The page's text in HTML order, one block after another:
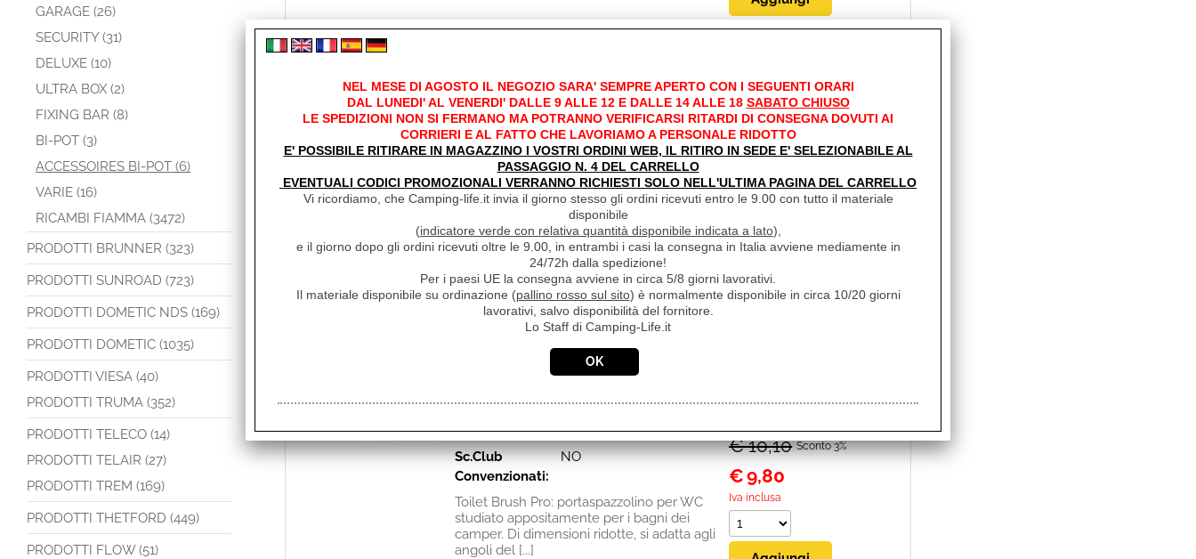
GARAGE (26)
SECURITY (31)
DELUXE (10)
ULTRA BOX (2)
FIXING BAR (8)
BI-POT (3)
ACCESSOIRES BI-POT (6)
VARIE (16)
RICAMBI FIAMMA (3472)
PRODOTTI BRUNNER (323)
PRODOTTI SUNROAD (723)
PRODOTTI DOMETIC NDS (169)
PRODOTTI DOMETIC (1035)
PRODOTTI VIESA (40)
PRODOTTI TRUMA (352)
PRODOTTI TELECO (14)
PRODOTTI TELAIR (27)
PRODOTTI TREM (169)
PRODOTTI THETFORD (449)
PRODOTTI FLOW (51)
Cod. art.:
2626
Marca:
FIAMMA
Unità di misura: PZ
Sc.Club
Convenzionati:
NO
Toilet Brush: dotato di velcro per essere
applicato anche al coperchio interno del
Bi-Pot. Colore White.
Disponibilità:
Disponibile
Prezzo:
€ 8,60 Sconto 3.5%
€8,30
Unità di misura: PZ
Sc.Club
Convenzionati:
NO
Toilet Brush Pro: portaspazzolino per WC
studiato appositamente per i bagni dei
camper. Di dimensioni ridotte, si adatta agli
angoli del [...]
Disponibile
€ 10,10 Sconto 3%
€9,80
Iva inclusa
NEL MESE DI AGOSTO IL NEGOZIO SARA' SEMPRE APERTO CON I SEGUENTI ORARI
DAL LUNEDI' AL VENERDI' DALLE 9 ALLE 12 E DALLE 14 ALLE 18 SABATO CHIUSO
LE SPEDIZIONI NON SI FERMANO MA POTRANNO VERIFICARSI RITARDI DI CONSEGNA DOVUTI AI
CORRIERI E AL FATTO CHE LAVORIAMO A PERSONALE RIDOTTO
E' POSSIBILE RITIRARE IN MAGAZZINO I VOSTRI ORDINI WEB, IL RITIRO IN SEDE E' SELEZIONABILE AL
PASSAGGIO N. 4 DEL CARRELLO
EVENTUALI CODICI PROMOZIONALI VERRANNO RICHIESTI SOLO NELL'ULTIMA PAGINA DEL CARRELLO
Vi ricordiamo, che Camping-life.it invia il giorno stesso gli ordini ricevuti entro le 9.00 con tutto il materiale
disponibile
(indicatore verde con relativa quantità disponibile indicata a lato),
e il giorno dopo gli ordini ricevuti oltre le 9.00, in entrambi i casi la consegna in Italia avviene mediamente in
24/72h dalla spedizione!
Per i paesi UE la consegna avviene in circa 5/8 giorni lavorativi.
Il materiale disponibile su ordinazione (pallino rosso sul sito) è normalmente disponibile in circa 10/20 giorni
lavorativi, salvo disponibilità del fornitore.
Lo Staff di Camping-Life.it